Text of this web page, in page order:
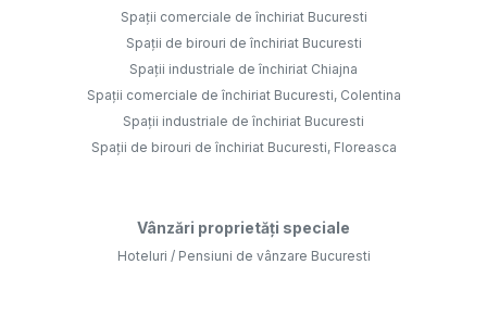
Spații comerciale de închiriat Bucuresti
Spații de birouri de închiriat Bucuresti
Spații industriale de închiriat Chiajna
Spații comerciale de închiriat Bucuresti, Colentina
Spații industriale de închiriat Bucuresti
Spații de birouri de închiriat Bucuresti, Floreasca
Vânzări proprietăți speciale
Hoteluri / Pensiuni de vânzare Bucuresti